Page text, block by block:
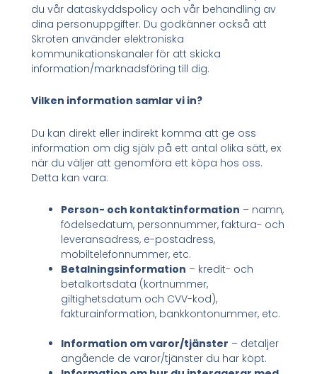
du vår dataskyddspolicy och vår behandling av
dina personuppgifter. Du godkänner också att
Skroten använder elektroniska
kommunikationskanaler för att skicka
information/marknadsföring till dig.
Vilken information samlar vi in?
Du kan direkt eller indirekt komma att ge oss
information om dig själv på ett antal olika sätt, ex
när du väljer att genomföra ett köpa hos oss.
Detta kan vara:
Person- och kontaktinformation – namn,
födelsedatum, personnummer, faktura- och
leveransadress, e-postadress,
mobiltelefonnummer, etc.
Betalningsinformation – kredit- och
betalkortsdata (kortnummer,
giltighetsdatum och CVV-kod),
fakturainformation, bankkontonummer, etc.
Information om varor/tjänster – detaljer
angående de varor/tjänster du har köpt.